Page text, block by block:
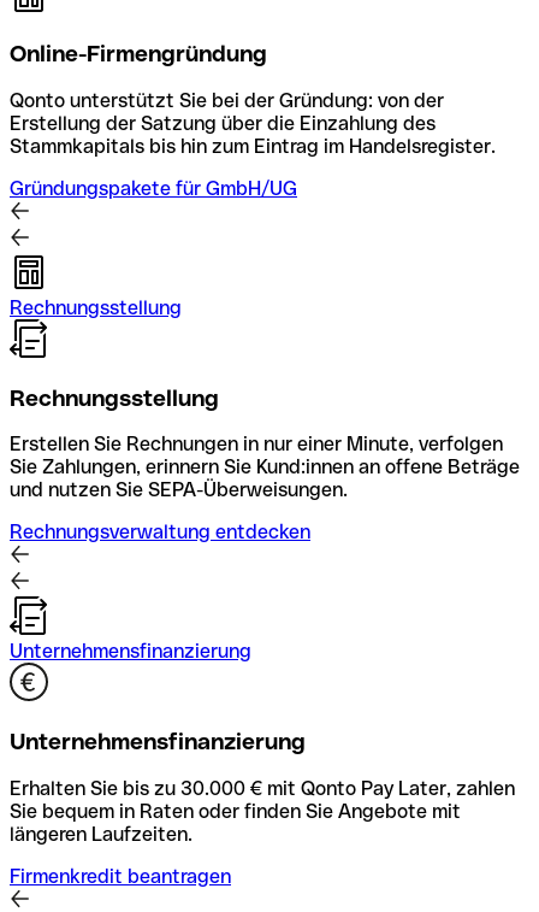
Online-Firmengründung
Qonto unterstützt Sie bei der Gründung: von der
Erstellung der Satzung über die Einzahlung des
Stammkapitals bis hin zum Eintrag im Handelsregister.
Gründungspakete für GmbH/UG
Rechnungsstellung
Rechnungsstellung
Erstellen Sie Rechnungen in nur einer Minute, verfolgen
Sie Zahlungen, erinnern Sie Kund:innen an offene Beträge
und nutzen Sie SEPA-Überweisungen.
Rechnungsverwaltung entdecken
Unternehmensfinanzierung
Unternehmensfinanzierung
Erhalten Sie bis zu 30.000 € mit Qonto Pay Later, zahlen
Sie bequem in Raten oder finden Sie Angebote mit
längeren Laufzeiten.
Firmenkredit beantragen